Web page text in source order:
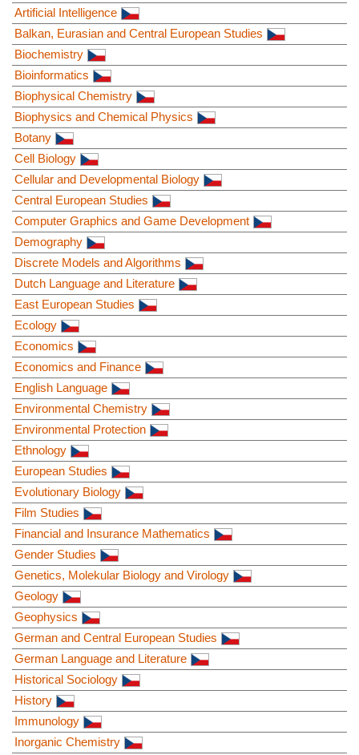
Artificial Intelligence
Balkan, Eurasian and Central European Studies
Biochemistry
Bioinformatics
Biophysical Chemistry
Biophysics and Chemical Physics
Botany
Cell Biology
Cellular and Developmental Biology
Central European Studies
Computer Graphics and Game Development
Demography
Discrete Models and Algorithms
Dutch Language and Literature
East European Studies
Ecology
Economics
Economics and Finance
English Language
Environmental Chemistry
Environmental Protection
Ethnology
European Studies
Evolutionary Biology
Film Studies
Financial and Insurance Mathematics
Gender Studies
Genetics, Molekular Biology and Virology
Geology
Geophysics
German and Central European Studies
German Language and Literature
Historical Sociology
History
Immunology
Inorganic Chemistry